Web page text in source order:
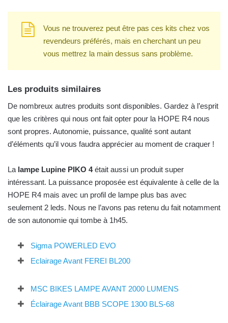
Vous ne trouverez peut être pas ces kits chez vos
revendeurs préférés, mais en cherchant un peu
vous mettrez la main dessus sans problème.
Les produits similaires
De nombreux autres produits sont disponibles. Gardez à l’esprit
que les critères qui nous ont fait opter pour la HOPE R4 nous
sont propres. Autonomie, puissance, qualité sont autant
d’éléments qu’il vous faudra apprécier au moment de craquer !
La lampe Lupine PIKO 4était aussi un produit super
intéressant. La puissance proposée est équivalente à celle de la
HOPE R4 mais avec un profil de lampe plus bas avec
seulement 2 leds. Nous ne l’avons pas retenu du fait notamment
de son autonomie qui tombe à 1h45.
Sigma POWERLED EVO
Eclairage Avant FEREI BL200
MSC BIKES LAMPE AVANT 2000 LUMENS
Éclairage Avant BBB SCOPE 1300 BLS-68